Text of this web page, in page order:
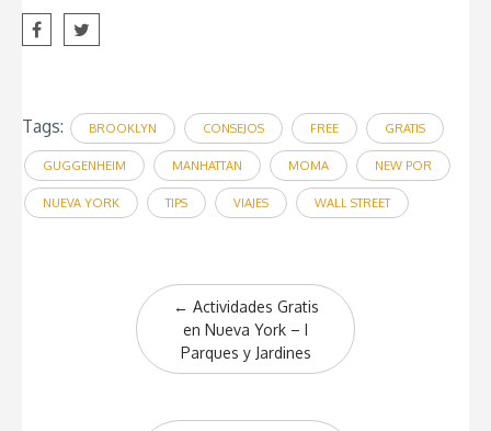
Tags: BROOKLYN CONSEJOS FREE GRATIS
GUGGENHEIM MANHATTAN MOMA NEW POR
NUEVA YORK TIPS VIAJES WALL STREET
navigation
← Actividades Gratis
en Nueva York – I
Parques y Jardines